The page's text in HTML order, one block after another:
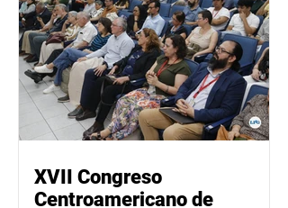
XVII Congreso
Centroamericano de